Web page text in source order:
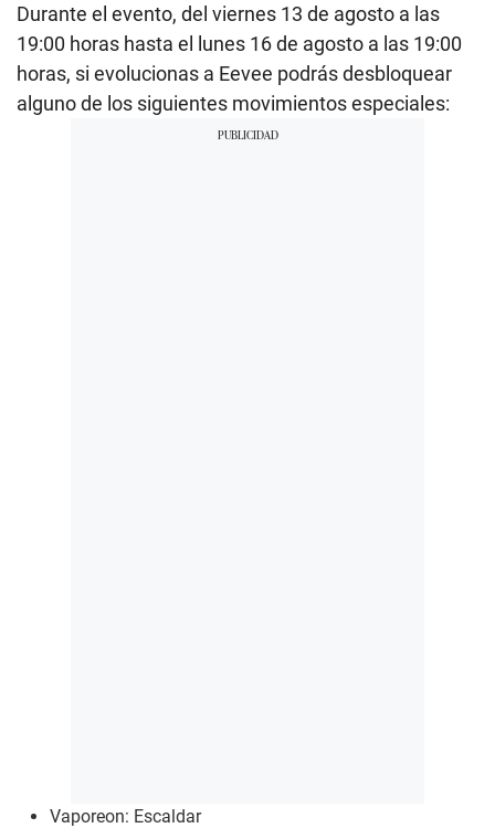
Durante el evento, del viernes 13 de agosto a las
19:00 horas hasta el lunes 16 de agosto a las 19:00
horas, si evolucionas a Eevee podrás desbloquear
alguno de los siguientes movimientos especiales:
Vaporeon: Escaldar